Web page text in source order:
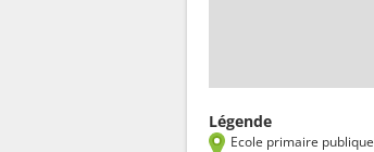
Légende
Ecole primaire publique